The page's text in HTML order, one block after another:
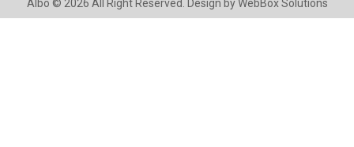
Albo © 2026 All Right Reserved. Design byWebBox Solutions